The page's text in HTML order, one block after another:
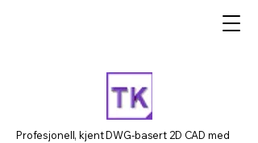
Profesjonell, kjent DWG-basert 2D CAD med